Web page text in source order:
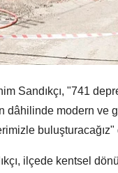
Sandıkçı, "741
dâhilinde modern ve
buluşturacağız"
ilçede kentsel